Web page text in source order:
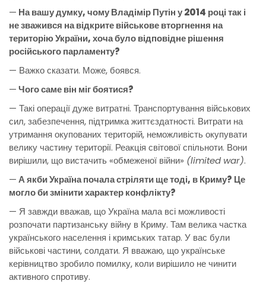
— На вашу думку, чому Владімір Путін у 2014 році так і
не зважився на відкрите військове вторгнення на
територію України, хоча було відповідне рішення
російського парламенту?
— Важко сказати. Може, боявся.
—Чого саме він міг боятися?
— Такі операції дуже витратні. Транспортування військових
сил, забезпечення, підтримка життєздатності. Витрати на
утримання окупованих територій, неможливість окупувати
велику частину території. Реакція світової спільноти. Вони
вирішили, що вистачить «обмеженої війни» (limited war).
—А якби Україна почала стріляти ще тоді, в Криму? Це
могло би змінити характер конфлікту?
— Я завжди вважав, що Україна мала всі можливості
розпочати партизанську війну в Криму. Там велика частка
українського населення і кримських татар. У вас були
військові частини, солдати. Я вважаю, що українське
керівництво зробило помилку, коли вирішило не чинити
активного спротиву.